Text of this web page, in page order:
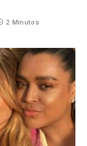
2 Minutos